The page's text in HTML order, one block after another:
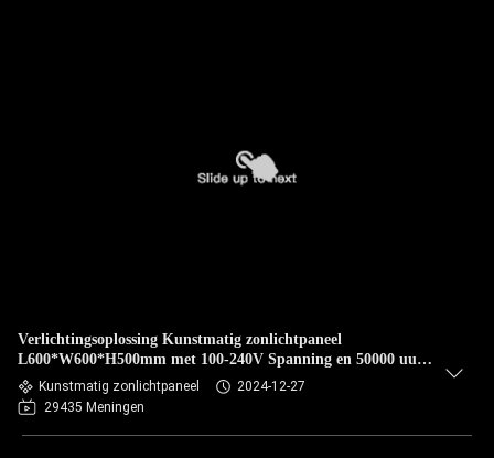
Verlichtingsoplossing Kunstmatig zonlichtpaneel
L600*W600*H500mm met 100-240V Spanning en 50000 uur
levensduur
Kunstmatig zonlichtpaneel
2024-12-27
29435 Meningen